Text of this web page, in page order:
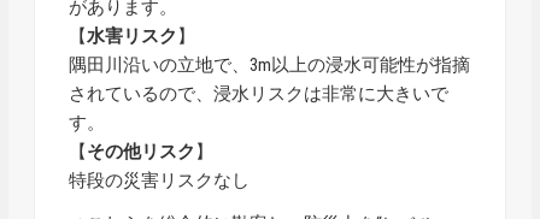
があります。
【水害リスク 】
隅田川沿いの立地で、3m以上の浸水可能性が指摘
されているので、浸水リスクは非常に大きいで
す。
【その他リスク 】
特段の災害リスクなし